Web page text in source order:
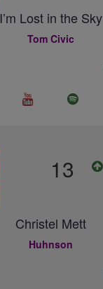
I’m Lost in the Sky
Tom Civic
13
Christel Mett
Huhnson